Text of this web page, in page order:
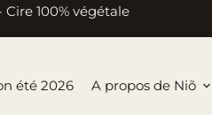
Cire 100% végétale
été 2026 A propos de Niõ